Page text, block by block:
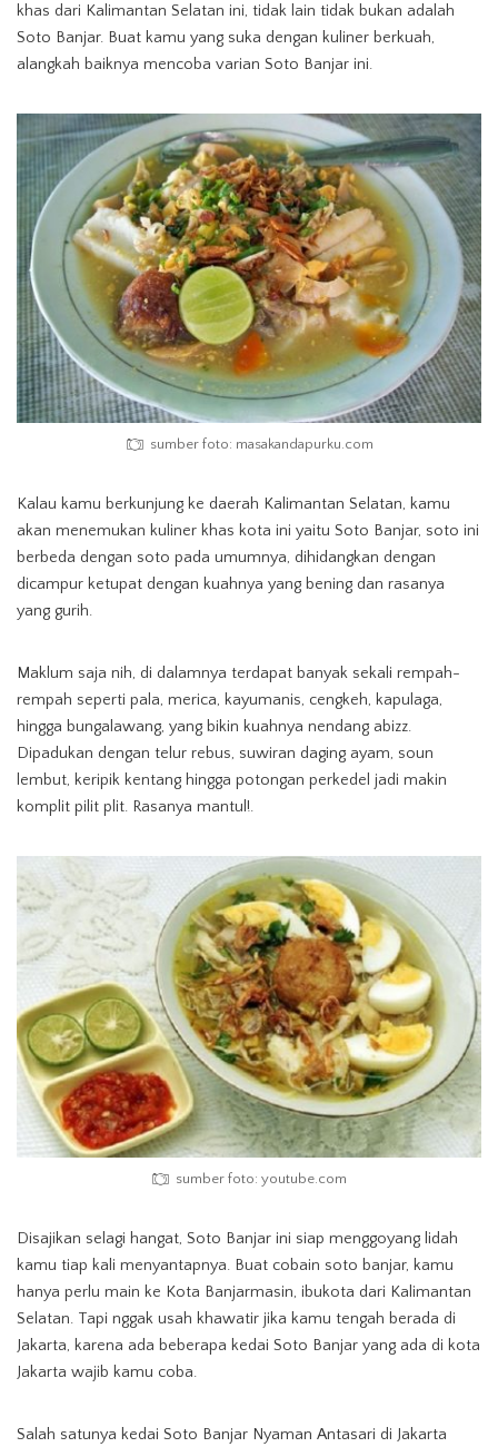
khas dari Kalimantan Selatan ini, tidak lain tidak bukan adalah
Soto Banjar. Buat kamu yang suka dengan kuliner berkuah,
alangkah baiknya mencoba varian Soto Banjar ini.
sumber foto: masakandapurku.com
Kalau kamu berkunjung ke daerah Kalimantan Selatan, kamu
akan menemukan kuliner khas kota ini yaitu Soto Banjar, soto ini
berbeda dengan soto pada umumnya, dihidangkan dengan
dicampur ketupat dengan kuahnya yang bening dan rasanya
yang gurih.
Maklum saja nih, di dalamnya terdapat banyak sekali rempah-
rempah seperti pala, merica, kayumanis, cengkeh, kapulaga,
hingga bungalawang, yang bikin kuahnya nendang abizz.
Dipadukan dengan telur rebus, suwiran daging ayam, soun
lembut, keripik kentang hingga potongan perkedel jadi makin
komplit pilit plit. Rasanya mantul!.
sumber foto: youtube.com
Disajikan selagi hangat, Soto Banjar ini siap menggoyang lidah
kamu tiap kali menyantapnya. Buat cobain soto banjar, kamu
hanya perlu main ke Kota Banjarmasin, ibukota dari Kalimantan
Selatan. Tapi nggak usah khawatir jika kamu tengah berada di
Jakarta, karena ada beberapa kedai Soto Banjar yang ada di kota
Jakarta wajib kamu coba.
Salah satunya kedai Soto Banjar Nyaman Antasari di Jakarta